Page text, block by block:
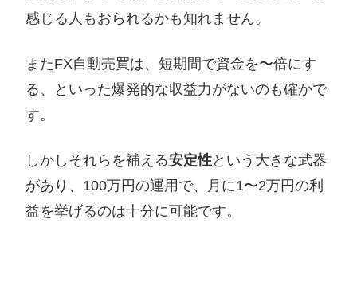
感じる人もおられるかも知れません。
またFX自動売買は、短期間で資金を〜倍にす
る、といった爆発的な収益力がないのも確かで
す。
しかしそれらを補える安定性という大きな武器
があり、100万円の運用で、月に1〜2万円の利
益を挙げるのは十分に可能です。